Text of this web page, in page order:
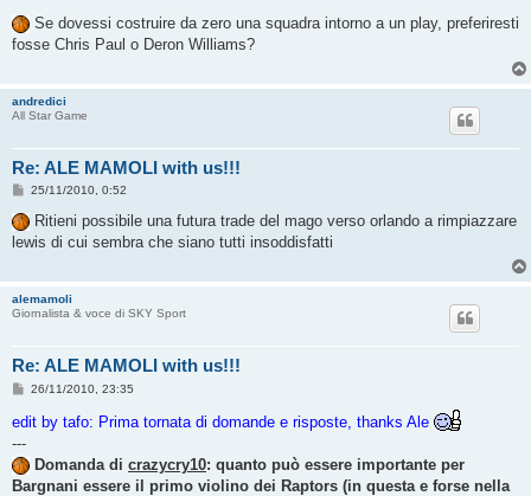
s
s
a
i
o
Se dovessi costruire da zero una squadra intorno a un play, preferiresti
fosse Chris Paul o Deron Williams?
andredici
All Star Game
Re: ALE MAMOLI with us!!!
M
s
s
a
o
25/11/2010, 0:52
Ritieni possibile una futura trade del mago verso orlando a rimpiazzare
lewis di cui sembra che siano tutti insoddisfatti
alemamoli
Giornalista & voce di SKY Sport
Re: ALE MAMOLI with us!!!
M
s
s
a
g
g
i
26/11/2010, 23:35
edit by tafo: Prima tornata di domande e risposte, thanks Ale
---
Domanda di crazycry10: quanto può essere importante per
Bargnani essere il primo violino dei Raptors (in questa e forse nella